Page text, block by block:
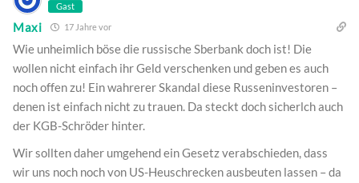
Gast
Maxi 17 Jahre vor
Wie unheimlich böse die russische Sberbank doch ist! Die
wollen nicht einfach ihr Geld verschenken und geben es auch
noch offen zu! Ein wahrerer Skandal diese Russeninvestoren –
denen ist einfach nicht zu trauen. Da steckt doch sicherlch auch
der KGB-Schröder hinter.
Wir sollten daher umgehend ein Gesetz verabschieden, dass
wir uns noch noch von US-Heuschrecken ausbeuten lassen – da